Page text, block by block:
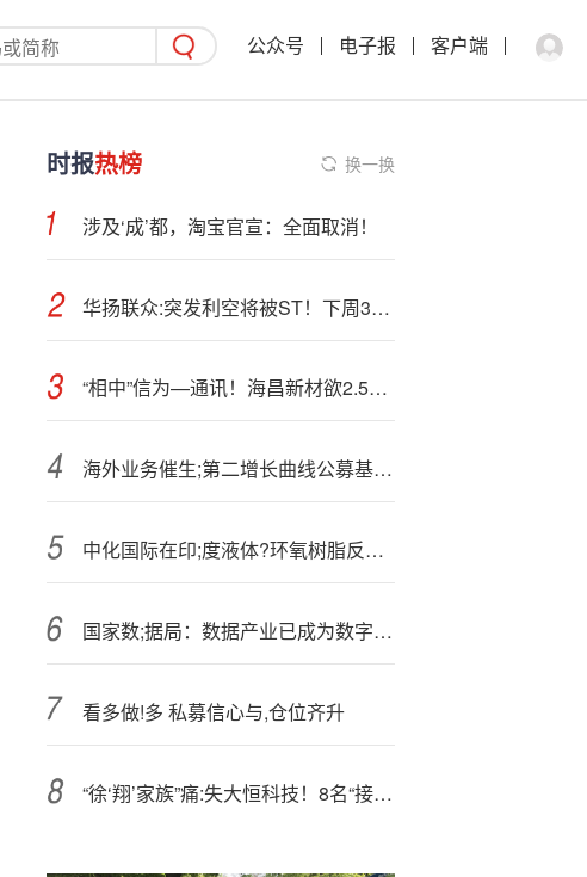
公众号 电子报 客户端
时报热榜 换一换
涉及‘成’都，淘宝官宣：全面取消！
华扬联众:突发利空将被ST！下周31股面临解禁
“相中”信为—通讯！海昌新材欲2.55亿元跨界卫星通信
海外业务催生;第二增长曲线公募基金重点掘金出海标的
中化国际在印;度液体?环氧树脂反倾销终裁中获得全球最低税率
国家数;据局：数据产业已成为数字经济发展新增长点
看多做!多 私募信心与,仓位齐升
“徐‘翔’家族”痛:失大恒科技！8名“接盘侠”背景曝光